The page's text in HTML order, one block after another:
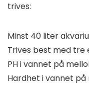
trives:
Minst 40 liter
Trives best med tre
PH i vannet på
Hardhet i vannet på